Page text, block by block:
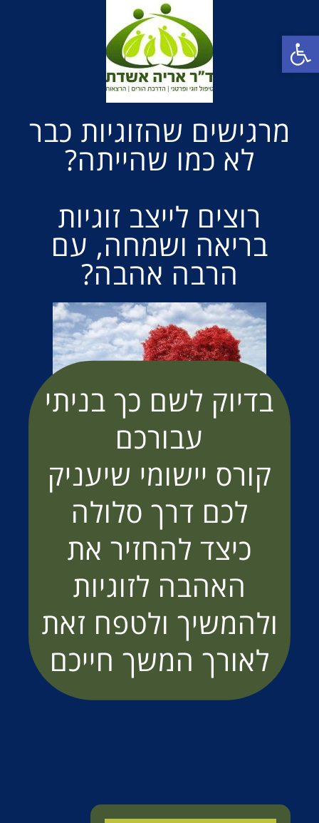
פתח סרגל נגישות
מרגישים שהזוגיות כבר
לא כמו שהייתה?
רוצים לייצב זוגיות
בריאה ושמחה, עם
הרבה אהבה?
בדיוק לשם כך בניתי
עבורכם
קורס יישומי שיעניק
לכם דרך סלולה
כיצד להחזיר את
האהבה לזוגיות
ולהמשיך ולטפח זאת
לאורך המשך חייכם